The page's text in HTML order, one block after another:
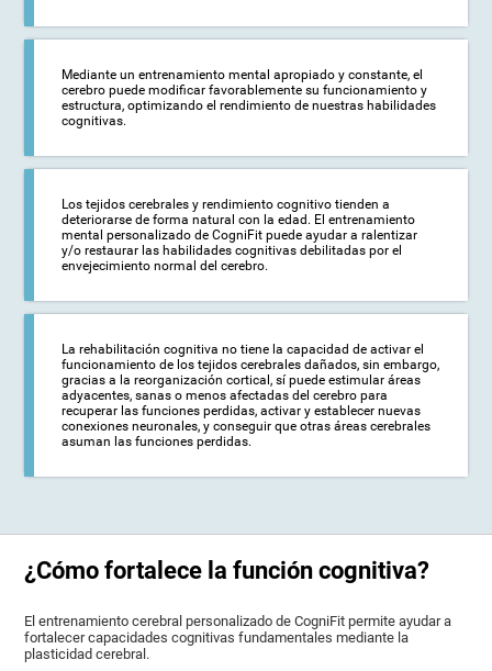
Mediante un entrenamiento mental apropiado y constante, el
cerebro puede modificar favorablemente su funcionamiento y
estructura, optimizando el rendimiento de nuestras habilidades
cognitivas.
Los tejidos cerebrales y rendimiento cognitivo tienden a
deteriorarse de forma natural con la edad. El entrenamiento
mental personalizado de CogniFit puede ayudar a ralentizar
y/o restaurar las habilidades cognitivas debilitadas por el
envejecimiento normal del cerebro.
La rehabilitación cognitiva no tiene la capacidad de activar el
funcionamiento de los tejidos cerebrales dañados, sin embargo,
gracias a la reorganización cortical, sí puede estimular áreas
adyacentes, sanas o menos afectadas del cerebro para
recuperar las funciones perdidas, activar y establecer nuevas
conexiones neuronales, y conseguir que otras áreas cerebrales
asuman las funciones perdidas.
¿Cómo fortalece la función cognitiva?
El entrenamiento cerebral personalizado de CogniFit permite ayudar a
fortalecer capacidades cognitivas fundamentales mediante la
plasticidad cerebral.